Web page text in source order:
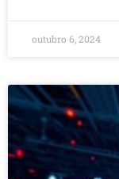
outubro 6, 2024